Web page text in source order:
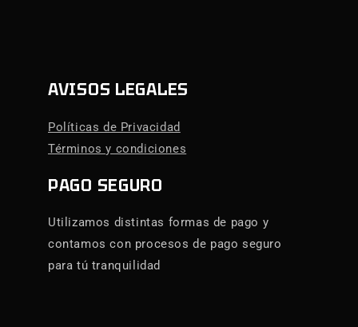
AVISOS LEGALES
Políticas de Privacidad
Términos y condiciones
PAGO SEGURO
Utilizamos distintas formas de pago y
contamos con procesos de pago seguro
para tú tranquilidad